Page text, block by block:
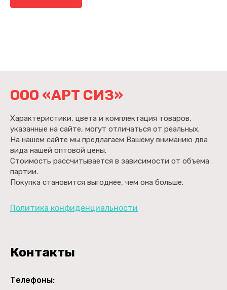
ООО «АРТ СИЗ»
Характеристики, цвета и комплектация товаров,
указанные на сайте, могут отличаться от реальных.
На нашем сайте мы предлагаем Вашему вниманию два
вида нашей оптовой цены.
Стоимость рассчитывается в зависимости от объема
партии.
Покупка становится выгоднее, чем она больше.
Политика конфиденциальности
Контакты
Телефоны: